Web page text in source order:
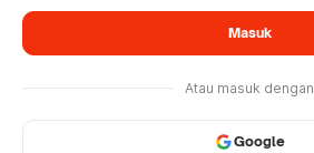
Masuk
Atau masuk dengan
Google